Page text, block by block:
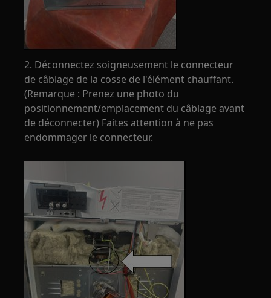
2. Déconnectez soigneusement le connecteur
de câblage de la cosse de l'élément chauffant.
(Remarque : Prenez une photo du
positionnement/emplacement du câblage avant
de déconnecter) Faites attention à ne pas
endommager le connecteur.